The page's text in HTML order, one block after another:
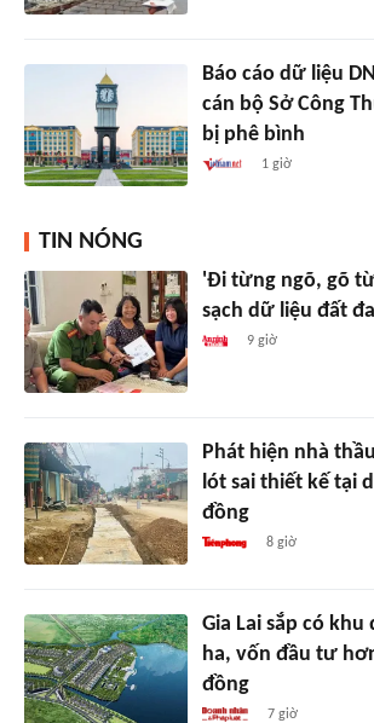
Báo cáo dữ liệu
cán bộ Sở Công
bị phê bình
1 giờ
TIN NÓNG
'Đi từng ngõ, gõ
sạch dữ liệu đất
9 giờ
Phát hiện nhà
lót sai thiết kế tại
đồng
8 giờ
Gia Lai sắp có khu
ha, vốn đầu tư
đồng
7 giờ